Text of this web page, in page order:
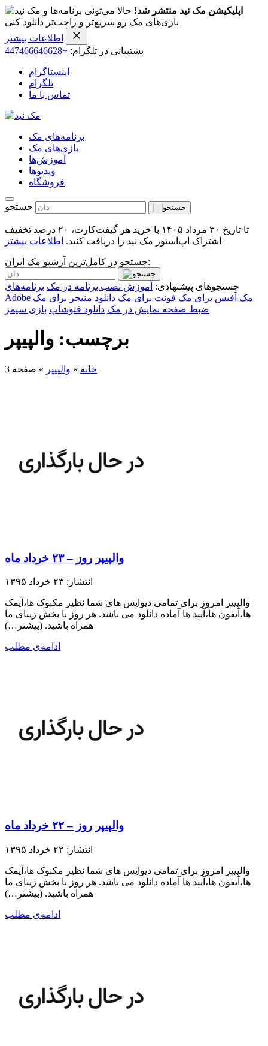
اپلیکیشن مک نید منتشر شد! حالا می‌تونی برنامه‌ها و
بازی‌های مک رو سریع‌تر و راحت‌تر دانلود کنی
اطلاعات بیشتر
پشتیبانی در تلگرام: +447466646628
اینستاگرام
تلگرام
تماس با ما
برنامه‌های مک
بازی‌های مک
آموزش‌ها
ویدیو‌ها
فروشگاه
جستجو
تا تاریخ ۳۰ مرداد ۱۴۰۵ با خرید هر گیفت‌کارت، ۲۰ درصد تخفیف
اشتراک اپ‌استور مک نید را دریافت کنید. اطلاعات بیشتر
جستجو در کامل‌ترین آرشیو مک ایران:
جستجوهای پیشنهادی: آموزش نصب برنامه در مک برنامه‌های
Adobe مک آفیس برای مک فونت برای مک دانلود منیجر برای مک
ضبط صفحه نمایش در مک دانلود فتوشاپ بازی سیمز
برچسب: والپیپر
خانه » والپیپر » صفحه 3
والپیپر روز – ۲۳ خرداد ماه
انتشار: ۲۳ خرداد ۱۳۹۵
والپیپر امروز برای تمامی دیوایس های شما نظیر مکبوک ها،آیمک
ها،آیفون ها،آیپد ها آماده دانلود می باشد. هر روز با بخش زیبای ما
همراه باشید.​ (بیشتر…)
ادامه‌ی مطلب
والپیپر روز – ۲۲ خرداد ماه
انتشار: ۲۲ خرداد ۱۳۹۵
والپیپر امروز برای تمامی دیوایس های شما نظیر مکبوک ها،آیمک
ها،آیفون ها،آیپد ها آماده دانلود می باشد. هر روز با بخش زیبای ما
همراه باشید.​ (بیشتر…)
ادامه‌ی مطلب